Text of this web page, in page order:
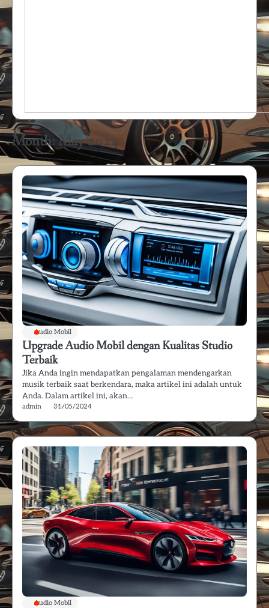
Month:May 2024
Audio Mobil
Upgrade Audio Mobil dengan Kualitas Studio
Terbaik
Jika Anda ingin mendapatkan pengalaman mendengarkan
musik terbaik saat berkendara, maka artikel ini adalah untuk
Anda. Dalam artikel ini, akan…
admin 31/05/2024
Audio Mobil